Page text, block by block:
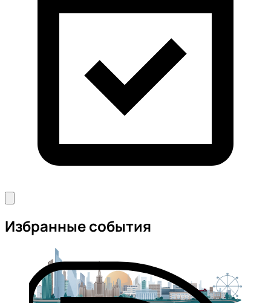
Избранные события